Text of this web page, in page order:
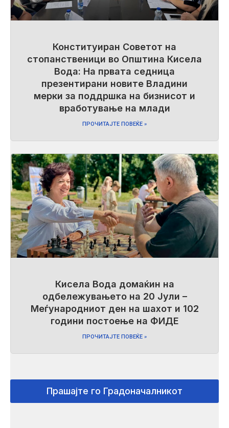
Конституиран Советот на
стопанственици во Општина Кисела
Вода: На првата седница
презентирани новите Владини
мерки за поддршка на бизнисот и
вработување на млади
ПРОЧИТАЈТЕ ПОВЕЌЕ »
Кисела Вода домаќин на
одбележувањето на 20 Јули –
Меѓународниот ден на шахот и 102
години постоење на ФИДЕ
ПРОЧИТАЈТЕ ПОВЕЌЕ »
Прашајте го Градоначалникот